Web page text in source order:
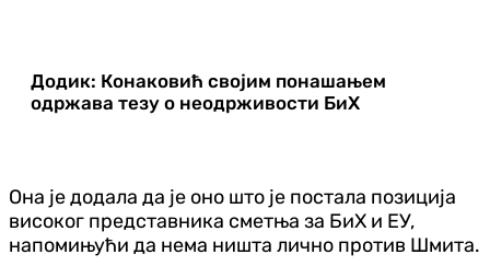
Додик: Конаковић својим понашањем
одржава тезу о неодрживости БиХ
Она је додала да је оно што је постала позиција
високог представника сметња за БиХ и ЕУ,
напомињући да нема ништа лично против Шмита.